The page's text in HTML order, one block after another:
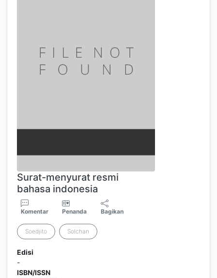
Surat-menyurat resmi
bahasa indonesia
Komentar Penanda Bagikan
Soedjito Solchan
Edisi
-
ISBN/ISSN